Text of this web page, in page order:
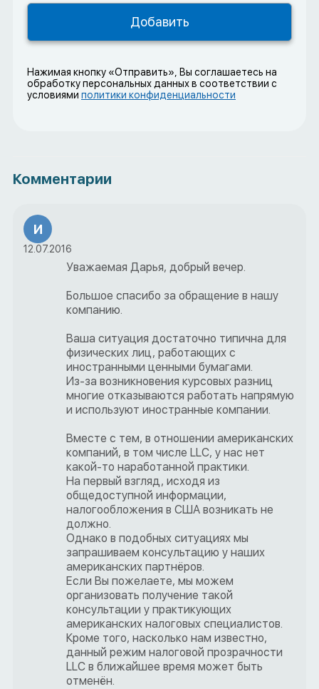
Нажимая кнопку «Отправить», Вы соглашаетесь на
обработку персональных данных в соответствии с
условиями политики конфиденциальности
Комментарии
И
12.07.2016
Уважаемая Дарья, добрый вечер.
Большое спасибо за обращение в нашу
компанию.
Ваша ситуация достаточно типична для
физических лиц, работающих с
иностранными ценными бумагами.
Из-за возникновения курсовых разниц
многие отказываются работать напрямую
и используют иностранные компании.
Вместе с тем, в отношении американских
компаний, в том числе LLC, у нас нет
какой-то наработанной практики.
На первый взгляд, исходя из
общедоступной информации,
налогообложения в США возникать не
должно.
Однако в подобных ситуациях мы
запрашиваем консультацию у наших
американских партнёров.
Если Вы пожелаете, мы можем
организовать получение такой
консультации у практикующих
американских налоговых специалистов.
Кроме того, насколько нам известно,
данный режим налоговой прозрачности
LLC в ближайшее время может быть
отменён.